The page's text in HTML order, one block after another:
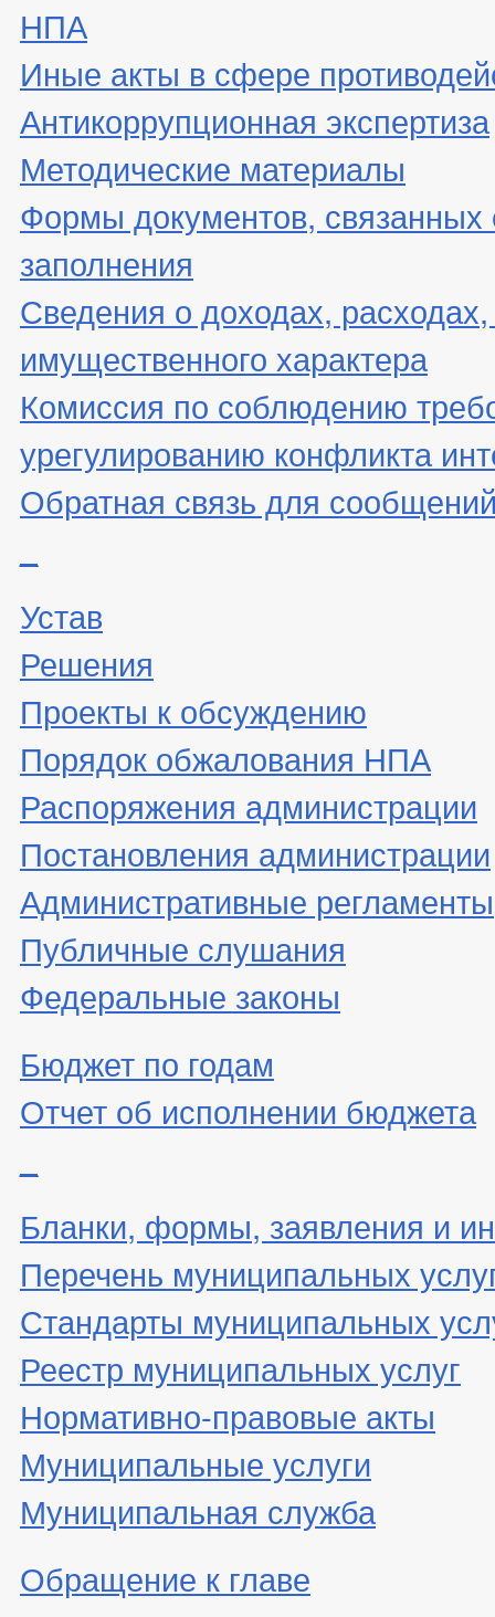
НПА
Иные акты в сфере
Антикоррупционная экспертиза
Методические материалы
Формы документов, связанных
заполнения
Сведения о доходах,
имущественного характера
Комиссия по соблюдению
урегулированию конфликта
Обратная связь для
Устав
Решения
Проекты к обсуждению
Порядок обжалования НПА
Распоряжения администрации
Постановления администрации
Административные регламенты
Публичные слушания
Федеральные законы
Бюджет по годам
Отчет об исполнении бюджета
Бланки, формы, заявления и
Перечень муниципальных
Стандарты муниципальных
Реестр муниципальных услуг
Нормативно-правовые акты
Муниципальные услуги
Муниципальная служба
Обращение к главе